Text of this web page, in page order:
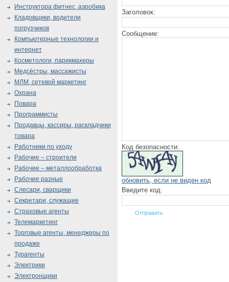
Заголовок:
Сообщение:
Код безопасности:
обновить, если не виден код
Введите код:
Инструктора фитнес, аэробика
Кладовщики, водители
погрузчиков
Компьютерные технологии и
интернет
Косметологи, парикмахеры
Медсёстры, массажисты
МЛМ, сетевой маркетинг
Охрана
Повара
Программисты
Продавцы, кассиры, раскладчики
товара
Работники по уходу
Рабочие – строители
Рабочие – металлообработка
Рабочие разные
Слесари, сварщики
Секретари, служащие
Страховые агенты
Телемаркетинг
Торговые агенты, менеджеры по
продаже
Турагенты
Электрики
Электронщики